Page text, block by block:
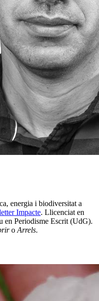
energia i biodiversitat a
Impacte. Llicenciat en
en Periodisme Escrit (UdG).
o Arrels.